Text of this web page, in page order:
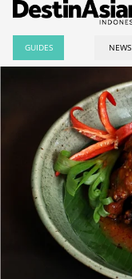
GUIDES NEWS